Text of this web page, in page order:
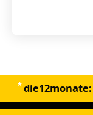
die12monate: